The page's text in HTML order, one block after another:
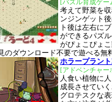
[パズル育成ゲー
考えて野菜を
ンジンゲット
ト後は左右に
ができるパズ
がぴょこぴょ
のダウンロード不要で遊べる無
ホラープラン
[アドベンチャー
人食い植物に
成長させてい
グロテスクな